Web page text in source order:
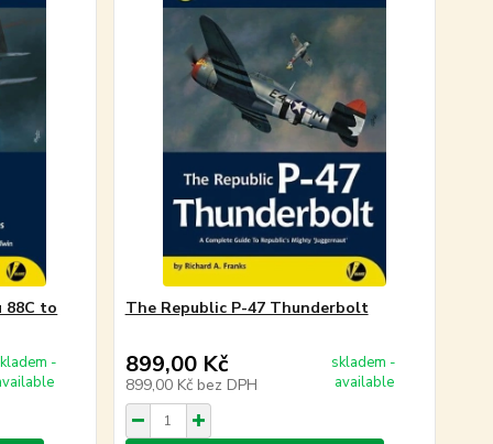
88C to
-
The Republic P-47 Thunderbolt
899,00 Kč
899,00 Kč bez DPH
skladem -
available